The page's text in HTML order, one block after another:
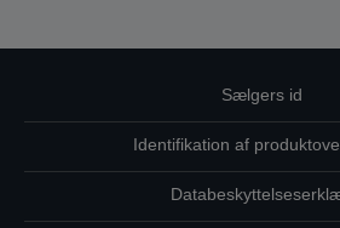
Sælgers id
Identifikation af